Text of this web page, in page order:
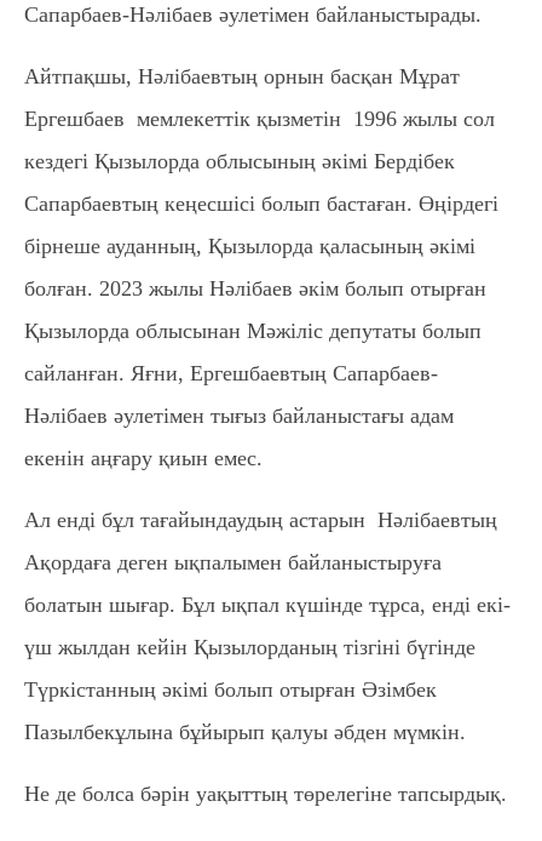
Сапарбаев-Нәлібаев әулетімен байланыстырады.
Айтпақшы, Нәлібаевтың орнын басқан Мұрат
Ергешбаев мемлекеттік қызметін 1996 жылы сол
кездегі Қызылорда облысының әкімі Бердібек
Сапарбаевтың кеңесшісі болып бастаған. Өңірдегі
бірнеше ауданның, Қызылорда қаласының әкімі
болған. 2023 жылы Нәлібаев әкім болып отырған
Қызылорда облысынан Мәжіліс депутаты болып
сайланған. Яғни, Ергешбаевтың Сапарбаев-
Нәлібаев әулетімен тығыз байланыстағы адам
екенін аңғару қиын емес.
Ал енді бұл тағайындаудың астарын Нәлібаевтың
Ақордаға деген ықпалымен байланыстыруға
болатын шығар. Бұл ықпал күшінде тұрса, енді екі-
үш жылдан кейін Қызылорданың тізгіні бүгінде
Түркістанның әкімі болып отырған Әзімбек
Пазылбекұлына бұйырып қалуы әбден мүмкін.
Не де болса бәрін уақыттың төрелегіне тапсырдық.